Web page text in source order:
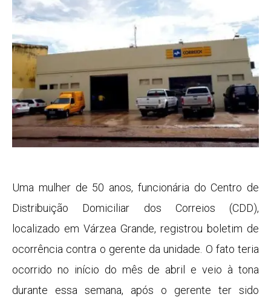
Uma mulher de 50 anos, funcionária do Centro de
Distribuição Domiciliar dos Correios (CDD),
localizado em Várzea Grande, registrou boletim de
ocorrência contra o gerente da unidade. O fato teria
ocorrido no início do mês de abril e veio à tona
durante essa semana, após o gerente ter sido